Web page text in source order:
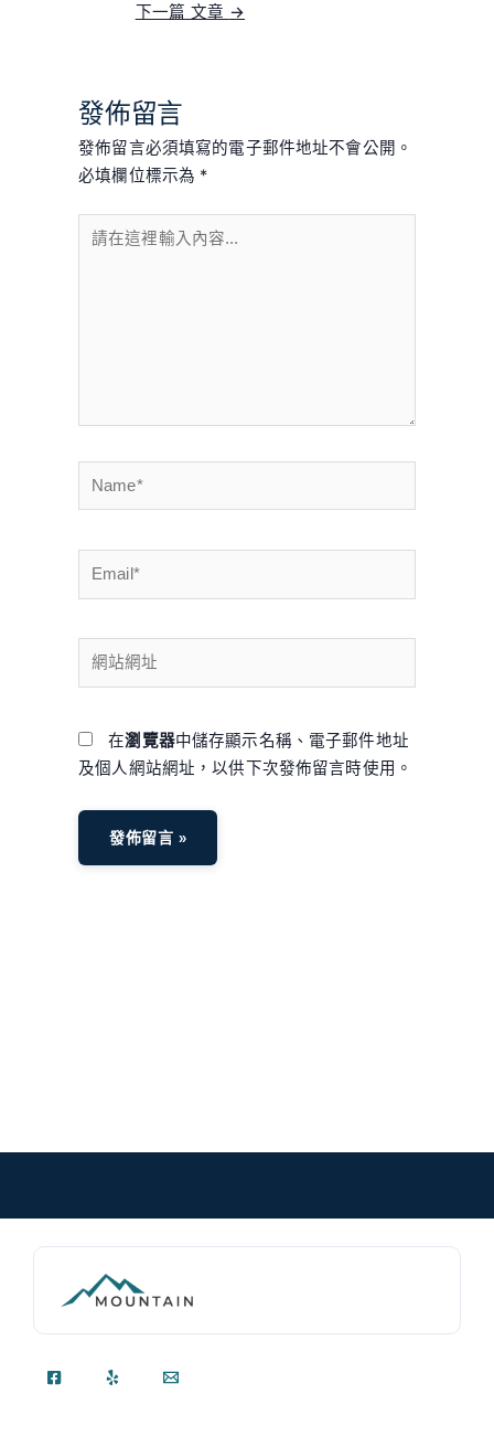
下一篇 文章 →
發佈留言
發佈留言必須填寫的電子郵件地址不會公開。
必填欄位標示為 *
請
在
網
址
在瀏覽器中儲存顯示名稱、電子郵件地址
及個人網站網址，以供下次發佈留言時使用。